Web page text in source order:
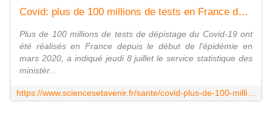
Covid: plus de 100 millions de tests en France depuis le début de l'épidémie - Sciences et Avenir
Plus de 100 millions de tests de dépistage du Covid-19 ont
été réalisés en France depuis le début de l'épidémie en
mars 2020, a indiqué jeudi 8 juillet le service statistique des
ministèr...